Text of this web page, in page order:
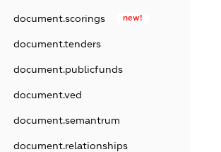
document.scorings new!
document.tenders
document.publicfunds
document.ved
document.semantrum
document.relationships